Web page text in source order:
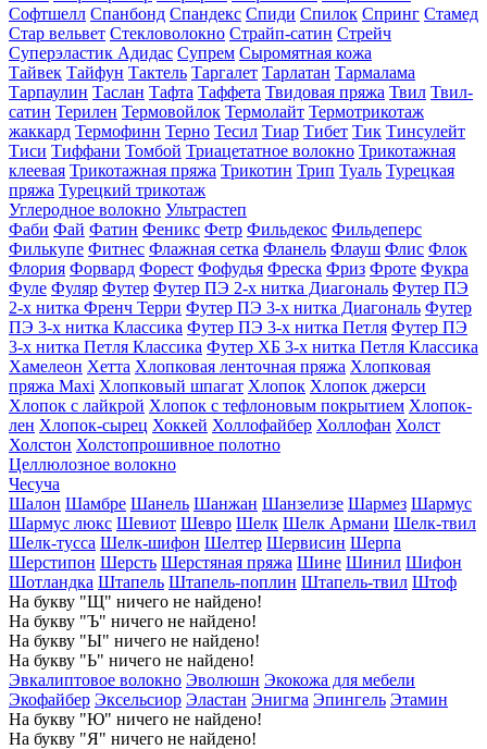
Софтшелл Спанбонд Спандекс Спиди Спилок Спринг Стамед
Стар вельвет Стекловолокно Страйп-сатин Стрейч
Суперэластик Адидас Супрем Сыромятная кожа
Тайвек Тайфун Тактель Таргалет Тарлатан Тармалама
Тарпаулин Таслан Тафта Таффета Твидовая пряжа Твил Твил-
сатин Терилен Термовойлок Термолайт Термотрикотаж
жаккард Термофинн Терно Тесил Тиар Тибет Тик Тинсулейт
Тиси Тиффани Томбой Триацетатное волокно Трикотажная
клеевая Трикотажная пряжа Трикотин Трип Туаль Турецкая
пряжа Турецкий трикотаж
Углеродное волокно Ультрастеп
Фаби Фай Фатин Феникс Фетр Фильдекос Фильдеперс
Филькупе Фитнес Флажная сетка Фланель Флауш Флис Флок
Флория Форвард Форест Фофудья Фреска Фриз Фроте Фукра
Фуле Фуляр Футер Футер ПЭ 2-х нитка Диагональ Футер ПЭ
2-х нитка Френч Терри Футер ПЭ 3-х нитка Диагональ Футер
ПЭ 3-х нитка Классика Футер ПЭ 3-х нитка Петля Футер ПЭ
3-х нитка Петля Классика Футер ХБ 3-х нитка Петля Классика
Хамелеон Хетта Хлопковая ленточная пряжа Хлопковая
пряжа Maxi Хлопковый шпагат Хлопок Хлопок джерси
Хлопок с лайкрой Хлопок с тефлоновым покрытием Хлопок-
лен Хлопок-сырец Хоккей Холлофайбер Холлофан Холст
Холстон Холстопрошивное полотно
Целлюлозное волокно
Чесуча
Шалон Шамбре Шанель Шанжан Шанзелизе Шармез Шармус
Шармус люкс Шевиот Шевро Шелк Шелк Армани Шелк-твил
Шелк-тусса Шелк-шифон Шелтер Шервисин Шерпа
Шерстипон Шерсть Шерстяная пряжа Шине Шинил Шифон
Шотландка Штапель Штапель-поплин Штапель-твил Штоф
На букву "Щ" ничего не найдено!
На букву "Ъ" ничего не найдено!
На букву "Ы" ничего не найдено!
На букву "Ь" ничего не найдено!
Эвкалиптовое волокно Эволюшн Экокожа для мебели
Экофайбер Эксельсиор Эластан Энигма Эпингель Этамин
На букву "Ю" ничего не найдено!
На букву "Я" ничего не найдено!